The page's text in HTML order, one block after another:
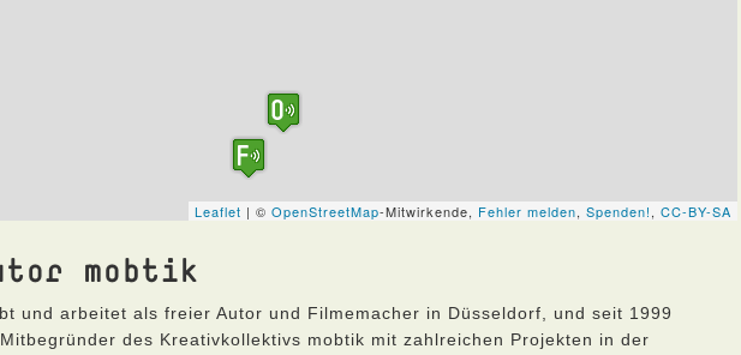
mobtik
und arbeitet als freier Autor und Filmemacher in Düsseldorf, und seit 1999
des Kreativkollektivs mobtik mit zahlreichen Projekten in der